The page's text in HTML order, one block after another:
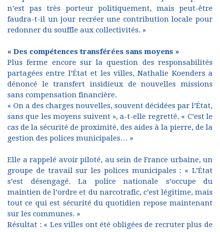
n’est pas très porteur politiquement, mais peut-être
faudra-t-il un jour recréer une contribution locale pour
redonner du souffle aux collectivités. »
« Des compétences transférées sans moyens »
Plus ferme encore sur la question des responsabilités
partagées entre l’État et les villes, Nathalie Koenders a
dénoncé le transfert insidieux de nouvelles missions
sans compensation financière.
« On a des charges nouvelles, souvent décidées par l’État,
sans que les moyens suivent », a-t-elle regretté. « C’est le
cas de la sécurité de proximité, des aides à la pierre, de la
gestion des polices municipales… »
Elle a rappelé avoir piloté, au sein de France urbaine, un
groupe de travail sur les polices municipales : « L’État
s’est désengagé. La police nationale s’occupe du
maintien de l’ordre et du narcotrafic, c’est légitime, mais
tout ce qui est sécurité du quotidien repose maintenant
sur les communes. »
Résultat : « Les villes ont été obligées de recruter plus de